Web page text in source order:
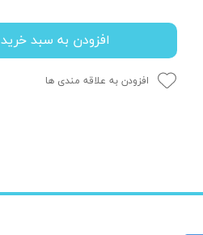
افزودن به سبد خرید
افزودن به علاقه مندی ها